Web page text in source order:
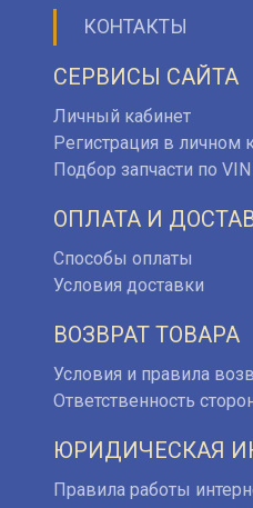
КОНТАКТЫ
СЕРВИСЫ САЙТА
Личный кабинет
Регистрация в личном
Подбор запчасти по VIN
ОПЛАТА И
Способы оплаты
Условия доставки
ВОЗВРАТ ТОВАРА
Условия и правила
Ответственность
ЮРИДИЧЕСКАЯ
Правила работы